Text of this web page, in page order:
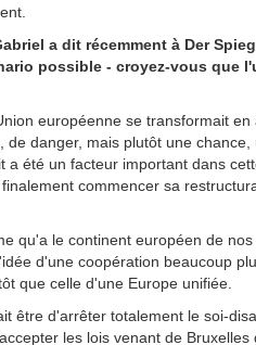
a dit récemment à Der
possible - croyez-vous que
européenne se transformait en
danger, mais plutôt une chance,
a été un facteur important dans
commencer sa
qu'a le continent européen de
d'une coopération beaucoup
que celle d'une Europe unifiée.
être d'arrêter totalement le soi-
les lois venant de Bruxelles